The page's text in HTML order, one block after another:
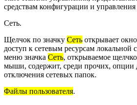
средствам конфигурации и управления
Сеть.
Щелчок по значку Сеть открывает
доступ к сетевым ресурсам локальной
меню значка Сеть, открываемое
мыши, содержит, среди прочих, опции
отключения сетевых папок.
Файлы пользователя.